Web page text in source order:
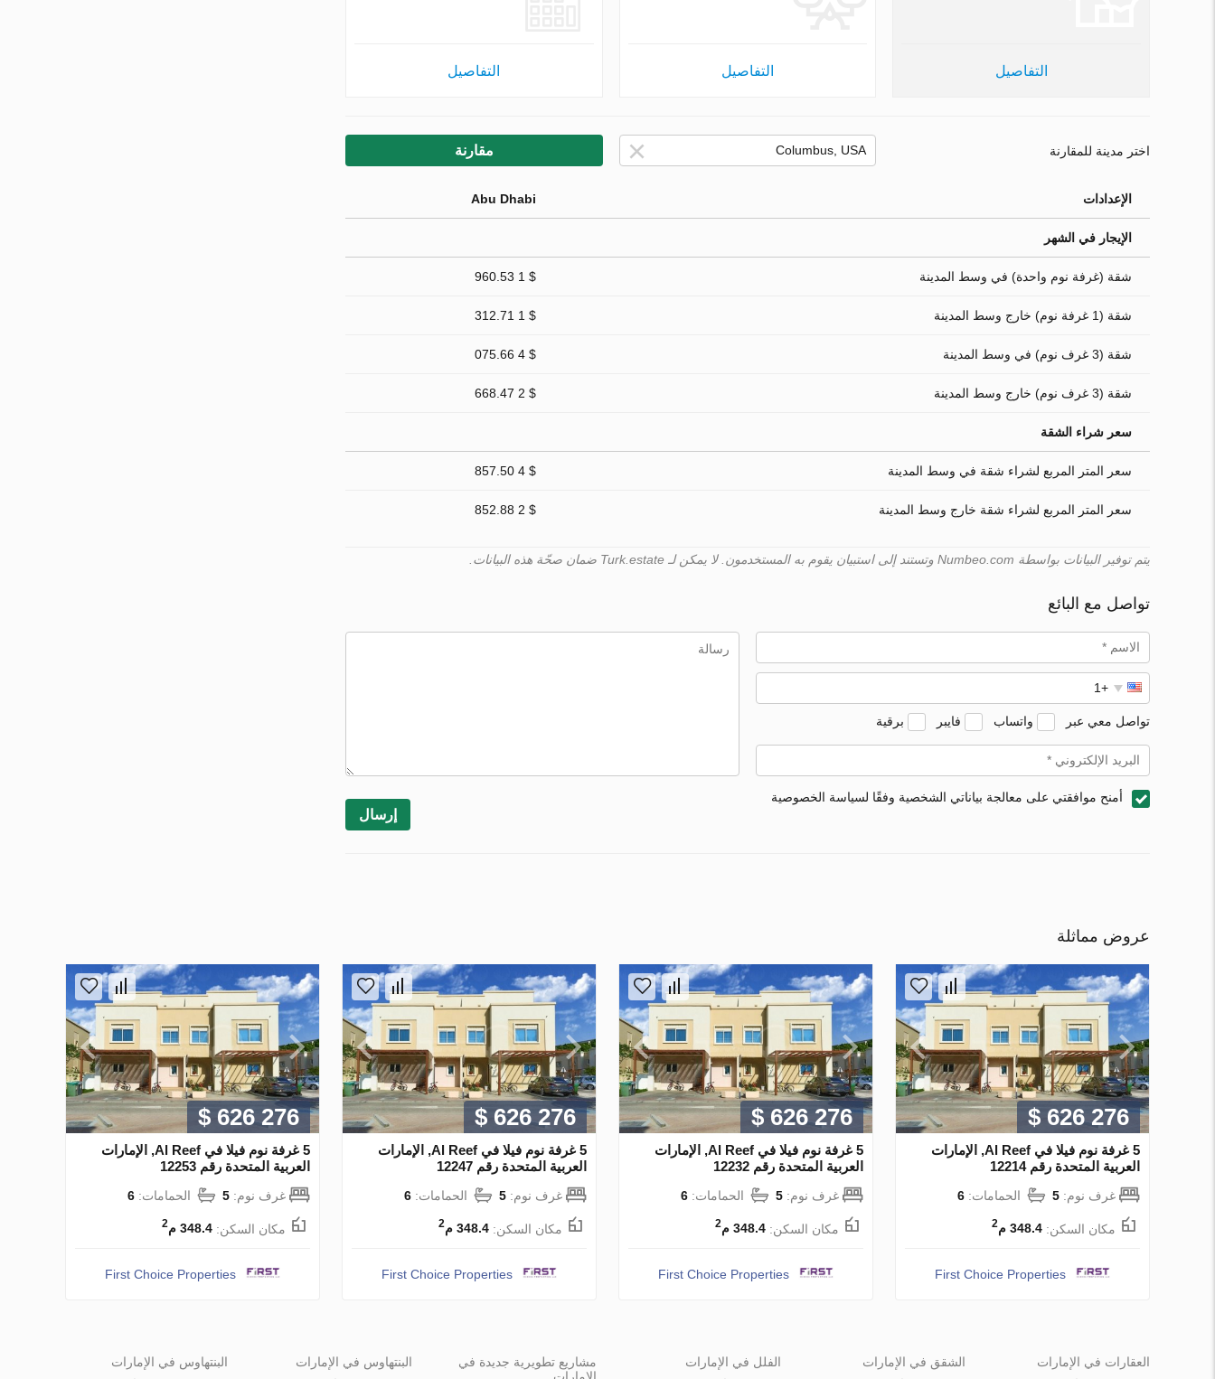
التفاصيل التفاصيل التفاصيل
اختر مدينة للمقارنة مقارنة
الإعدادات Abu Dhabi
الإيجار في الشهر
شقة (غرفة نوم واحدة) في وسط المدينة $ 1 960.53
شقة (1 غرفة نوم) خارج وسط المدينة $ 1 312.71
شقة (3 غرف نوم) في وسط المدينة $ 4 075.66
شقة (3 غرف نوم) خارج وسط المدينة $ 2 668.47
سعر شراء الشقة
سعر المتر المربع لشراء شقة في وسط المدينة $ 4 857.50
سعر المتر المربع لشراء شقة خارج وسط المدينة $ 2 852.88
يتم توفير البيانات بواسطة Numbeo.com وتستند إلى استبيان يقوم به المستخدمون. لا يمكن لـ Turk.estate ضمان صحّة هذه البيانات.
تواصل مع البائع
تواصل معي عبر واتساب فايبر برقية
أمنح موافقتي على معالجة بياناتي الشخصية وفقًا لسياسة الخصوصية
إرسال
عروض مماثلة
$ 626 276
5 غرفة نوم فيلا في Al Reef, الإمارات
العربية المتحدة رقم 12214
غرف نوم: 5 الحمامات: 6
مكان السكن: 348.4 م 2
First Choice Properties
$ 626 276
5 غرفة نوم فيلا في Al Reef, الإمارات
العربية المتحدة رقم 12232
غرف نوم: 5 الحمامات: 6
مكان السكن: 348.4 م 2
First Choice Properties
$ 626 276
5 غرفة نوم فيلا في Al Reef, الإمارات
العربية المتحدة رقم 12247
غرف نوم: 5 الحمامات: 6
مكان السكن: 348.4 م 2
First Choice Properties
$ 626 276
5 غرفة نوم فيلا في Al Reef, الإمارات
العربية المتحدة رقم 12253
غرف نوم: 5 الحمامات: 6
مكان السكن: 348.4 م 2
First Choice Properties
العقارات في الإمارات
الشقق في الإمارات
الفلل في الإمارات
مشاريع تطويرية جديدة في
الإمارات
البنتهاوس في الإمارات
البنتهاوس في الإمارات